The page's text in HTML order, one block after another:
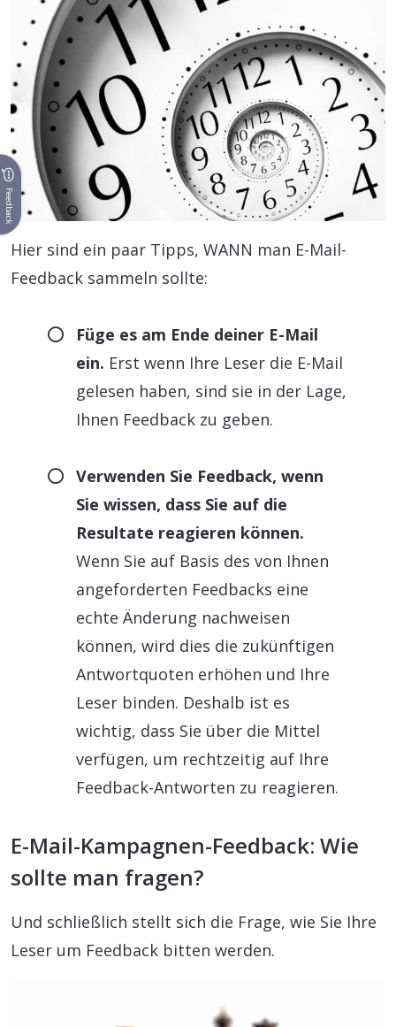
Hier sind ein paar Tipps, WANN man E-Mail-
Feedback sammeln sollte:
Füge es am Ende deiner E-Mail
ein. Erst wenn Ihre Leser die E-Mail
gelesen haben, sind sie in der Lage,
Ihnen Feedback zu geben.
Verwenden Sie Feedback, wenn
Sie wissen, dass Sie auf die
Resultate reagieren können.
Wenn Sie auf Basis des von Ihnen
angeforderten Feedbacks eine
echte Änderung nachweisen
können, wird dies die zukünftigen
Antwortquoten erhöhen und Ihre
Leser binden. Deshalb ist es
wichtig, dass Sie über die Mittel
verfügen, um rechtzeitig auf Ihre
Feedback-Antworten zu reagieren.
E-Mail-Kampagnen-Feedback: Wie
sollte man fragen?
Und schließlich stellt sich die Frage, wie Sie Ihre
Leser um Feedback bitten werden.
Feedback